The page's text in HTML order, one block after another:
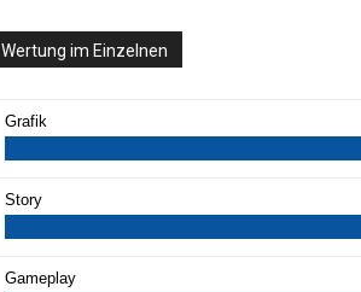
Wertung im Einzelnen
Grafik
Story
Gameplay